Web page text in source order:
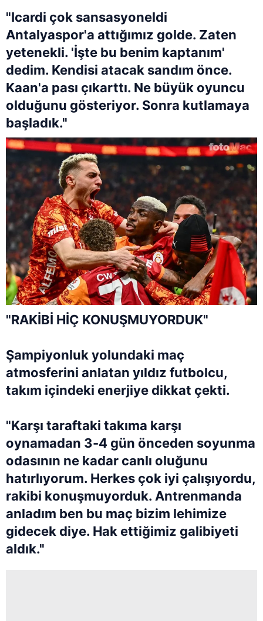
"Icardi çok sansasyoneldi
Antalyaspor'a attığımız golde. Zaten
yetenekli. 'İşte bu benim kaptanım'
dedim. Kendisi atacak sandım önce.
Kaan'a pası çıkarttı. Ne büyük oyuncu
olduğunu gösteriyor. Sonra kutlamaya
başladık."
"RAKİBİ HİÇ KONUŞMUYORDUK"
Şampiyonluk yolundaki maç
atmosferini anlatan yıldız futbolcu,
takım içindeki enerjiye dikkat çekti.
"Karşı taraftaki takıma karşı
oynamadan 3-4 gün önceden soyunma
odasının ne kadar canlı oluğunu
hatırlıyorum. Herkes çok iyi çalışıyordu,
rakibi konuşmuyorduk. Antrenmanda
anladım ben bu maç bizim lehimize
gidecek diye. Hak ettiğimiz galibiyeti
aldık."